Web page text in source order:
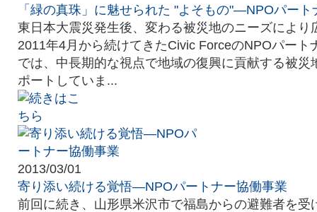
「緑の真珠」に魅せられた "よそもの"―NPOパート
東日本大震災発生後、変わる被災地のニーズにより
2011年4月から続けてきたCivic ForceのNPOパート
では、中長期的な視点で地域の復興に貢献する被災
ポートしていま...
2013/03/01
寄り添い続ける覚悟―NPOパートナー協働事業
前回に続き、山形県米沢市で福島からの避難者を受